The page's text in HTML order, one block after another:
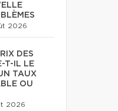
2026
DES
T-IL LE
TAUX
OU
2026